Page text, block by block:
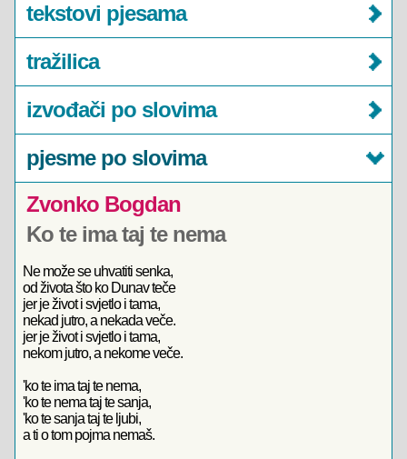
tekstovi pjesama
tražilica
izvođači po slovima
pjesme po slovima
Zvonko Bogdan
Ko te ima taj te nema
Ne može se uhvatiti senka,
od života što ko Dunav teče
jer je život i svjetlo i tama,
nekad jutro, a nekada veče.
jer je život i svjetlo i tama,
nekom jutro, a nekome veče.
'ko te ima taj te nema,
'ko te nema taj te sanja,
'ko te sanja taj te ljubi,
a ti o tom pojma nemaš.